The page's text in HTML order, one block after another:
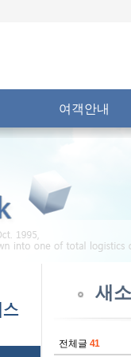
여객안내
새
전체글 41